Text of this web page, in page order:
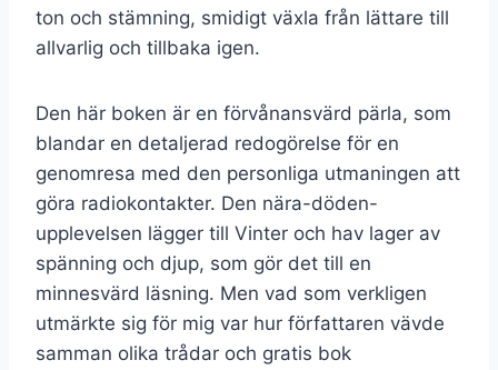
ton och stämning, smidigt växla från lättare till
allvarlig och tillbaka igen.
Den här boken är en förvånansvärd pärla, som
blandar en detaljerad redogörelse för en
genomresa med den personliga utmaningen att
göra radiokontakter. Den nära-döden-
upplevelsen lägger till Vinter och hav lager av
spänning och djup, som gör det till en
minnesvärd läsning. Men vad som verkligen
utmärkte sig för mig var hur författaren vävde
samman olika trådar och gratis bok